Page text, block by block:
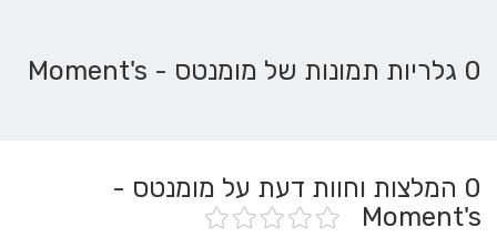
0 גלריות תמונות של מומנטס - Moment's
0 המלצות וחוות דעת על מומנטס -
Moment's